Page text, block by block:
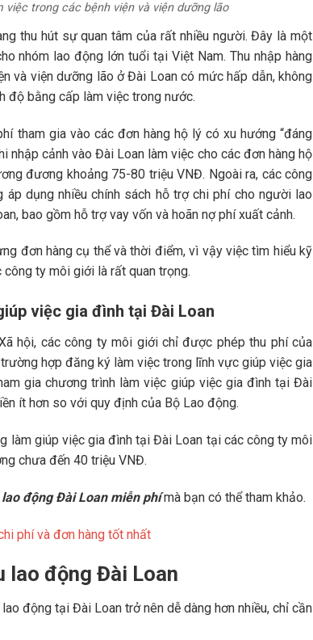
trong các bệnh viện và viện dưỡng lão
thu hút sự quan tâm của rất nhiều người. Đây là một
nhóm lao động lớn tuổi tại Việt Nam. Thu nhập hàng
và viện dưỡng lão ở Đài Loan có mức hấp dẫn, không
độ bằng cấp làm việc trong nước.
tham gia vào các đơn hàng hộ lý có xu hướng “đáng
nhập cảnh vào Đài Loan làm việc cho các đơn hàng hộ
đương khoảng 75-80 triệu VNĐ. Ngoài ra, các công
dụng nhiều chính sách hỗ trợ chi phí cho người lao
bao gồm hỗ trợ vay vốn và hoãn nợ phí xuất cảnh.
đơn hàng cụ thể và thời điểm, vì vậy việc tìm hiểu kỹ
ty môi giới là rất quan trọng.
việc gia đình tại Đài Loan
hội, các công ty môi giới chỉ được phép thu phí của
hợp đăng ký làm việc trong lĩnh vực giúp việc gia
gia chương trình làm việc giúp việc gia đình tại Đài
ít hơn so với quy định của Bộ Lao động.
làm giúp việc gia đình tại Đài Loan tại các công ty môi
chưa đến 40 triệu VNĐ.
động Đài Loan miễn phímà bạn có thể tham khảo.
phí và đơn hàng tốt nhất
lao động Đài Loan
động tại Đài Loan trở nên dễ dàng hơn nhiều, chỉ cần